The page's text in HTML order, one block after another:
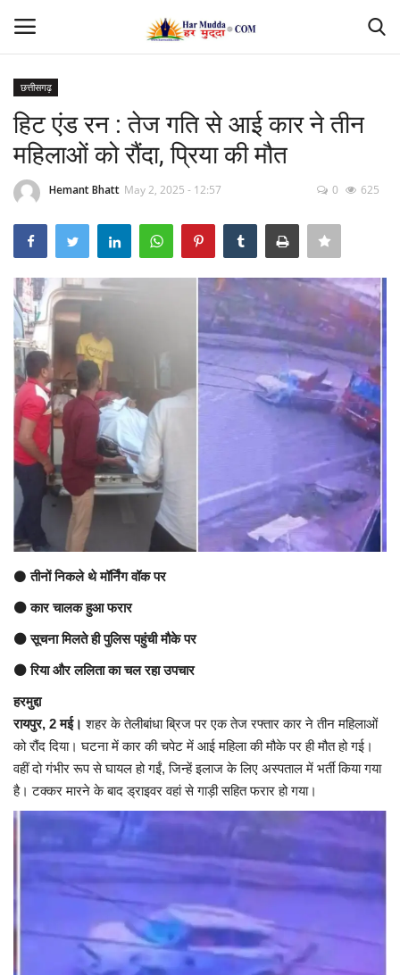
Home
Contact
मध्यप्रदेश
छत्तीसगढ़
उत्तर प्रदेश
अंतर्राष्ट्रीय
कला संस्कृति
धर्म
रेलवे
शख्सियत
मनोरंजन
धर्म-संस्कृति
विचार सरोकार
खेल सरोकार
यात्री सरोकार
कर्मचारी सरोकार
कारोबार सरोकार
छत्तीसगढ़
हिट एंड रन : तेज गति से आई कार ने तीन
महिलाओं को रौंदा, प्रिया की मौत
Hemant Bhatt May 2, 2025 - 12:57 0 625
⚫तीनों निकले थे मॉर्निंग वॉक पर
⚫ कार चालक हुआ फरार
⚫ सूचना मिलते ही पुलिस पहुंची मौके पर
⚫ रिया और ललिता का चल रहा उपचार
हरमुद्दा
रायपुर, 2 मई। शहर के तेलीबांधा ब्रिज पर एक तेज रफ्तार कार ने तीन महिलाओं
को रौंद दिया। घटना में कार की चपेट में आई महिला की मौके पर ही मौत हो गई।
वहीं दो गंभीर रूप से घायल हो गईं, जिन्हें इलाज के लिए अस्पताल में भर्ती किया गया
है। टक्कर मारने के बाद ड्राइवर वहां से गाड़ी सहित फरार हो गया।